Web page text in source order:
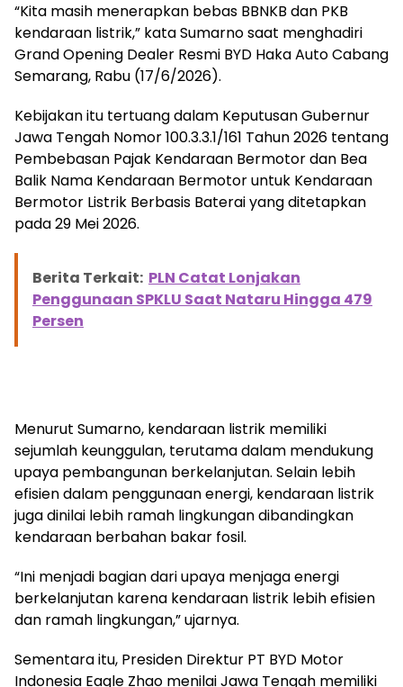
“Kita masih menerapkan bebas BBNKB dan PKB
kendaraan listrik,” kata Sumarno saat menghadiri
Grand Opening Dealer Resmi BYD Haka Auto Cabang
Semarang, Rabu (17/6/2026).
Kebijakan itu tertuang dalam Keputusan Gubernur
Jawa Tengah Nomor 100.3.3.1/161 Tahun 2026 tentang
Pembebasan Pajak Kendaraan Bermotor dan Bea
Balik Nama Kendaraan Bermotor untuk Kendaraan
Bermotor Listrik Berbasis Baterai yang ditetapkan
pada 29 Mei 2026.
Berita Terkait: PLN Catat Lonjakan
Penggunaan SPKLU Saat Nataru Hingga 479
Persen
Menurut Sumarno, kendaraan listrik memiliki
sejumlah keunggulan, terutama dalam mendukung
upaya pembangunan berkelanjutan. Selain lebih
efisien dalam penggunaan energi, kendaraan listrik
juga dinilai lebih ramah lingkungan dibandingkan
kendaraan berbahan bakar fosil.
“Ini menjadi bagian dari upaya menjaga energi
berkelanjutan karena kendaraan listrik lebih efisien
dan ramah lingkungan,” ujarnya.
Sementara itu, Presiden Direktur PT BYD Motor
Indonesia Eagle Zhao menilai Jawa Tengah memiliki